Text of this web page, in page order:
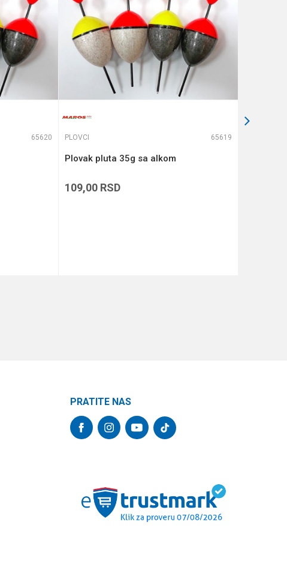
65620 PLOVCI 65619
Plovak pluta 35g sa alkom
109,00 RSD
PRATITE NAS